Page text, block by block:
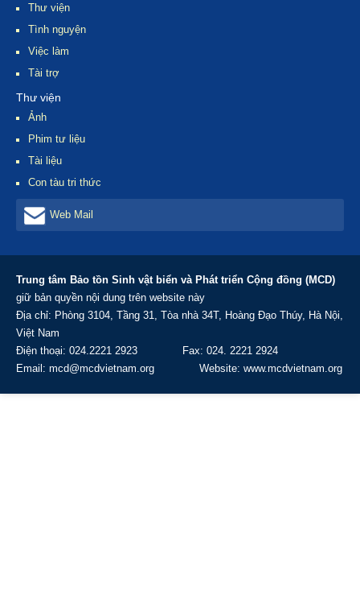
Thư viện
Tình nguyện
Việc làm
Tài trợ
Thư viện
Ảnh
Phim tư liệu
Tài liệu
Con tàu tri thức
Web Mail
Trung tâm Bảo tồn Sinh vật biển và Phát triển Cộng đồng (MCD)
giữ bản quyền nội dung trên website này
Địa chỉ: Phòng 3104, Tầng 31, Tòa nhà 34T, Hoàng Đạo Thúy, Hà Nội,
Việt Nam
Điện thoại: 024.2221 2923 Fax: 024. 2221 2924
Email: mcd@mcdvietnam.org Website: www.mcdvietnam.org